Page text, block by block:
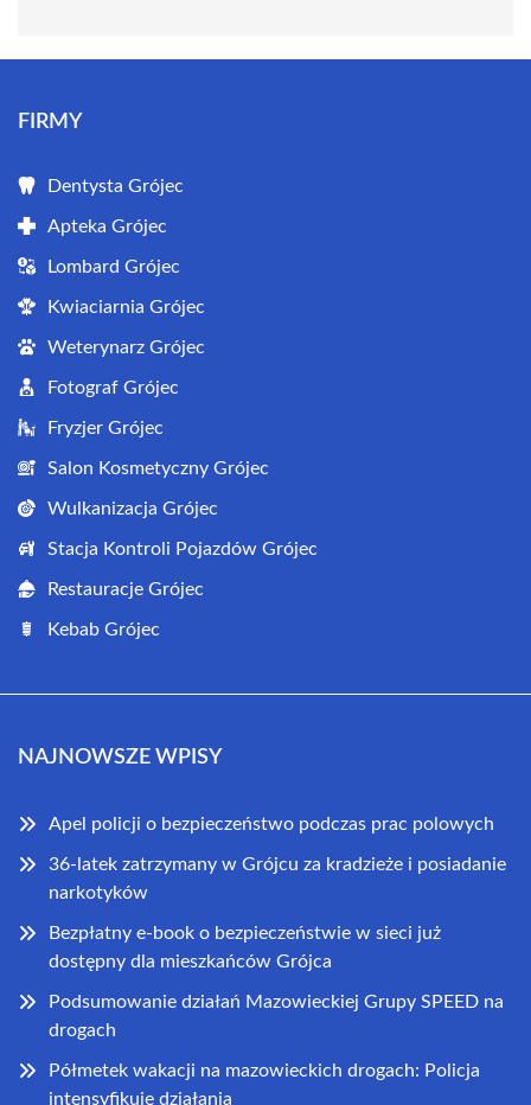
FIRMY
Dentysta Grójec
Apteka Grójec
Lombard Grójec
Kwiaciarnia Grójec
Weterynarz Grójec
Fotograf Grójec
Fryzjer Grójec
Salon Kosmetyczny Grójec
Wulkanizacja Grójec
Stacja Kontroli Pojazdów Grójec
Restauracje Grójec
Kebab Grójec
NAJNOWSZE WPISY
Apel policji o bezpieczeństwo podczas prac polowych
36-latek zatrzymany w Grójcu za kradzieże i posiadanie
narkotyków
Bezpłatny e-book o bezpieczeństwie w sieci już
dostępny dla mieszkańców Grójca
Podsumowanie działań Mazowieckiej Grupy SPEED na
drogach
Półmetek wakacji na mazowieckich drogach: Policja
intensyfikuje działania